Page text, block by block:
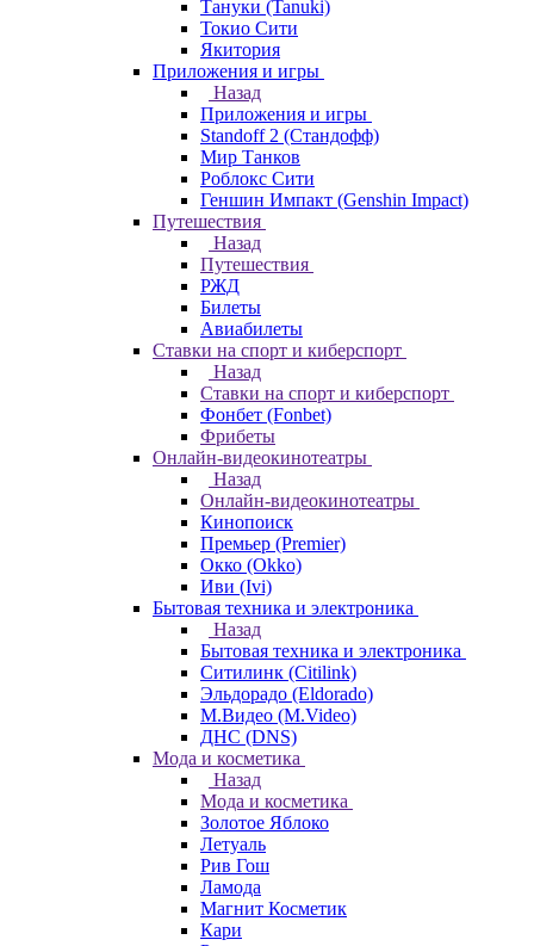
Тануки (Tanuki)
Токио Сити
Якитория
Приложения и игры
Назад
Приложения и игры
Standoff 2 (Стандофф)
Мир Танков
Роблокс Сити
Геншин Импакт (Genshin Impact)
Путешествия
Назад
Путешествия
РЖД
Билеты
Авиабилеты
Ставки на спорт и киберспорт
Назад
Ставки на спорт и киберспорт
Фонбет (Fonbet)
Фрибеты
Онлайн-видеокинотеатры
Назад
Онлайн-видеокинотеатры
Кинопоиск
Премьер (Premier)
Окко (Okko)
Иви (Ivi)
Бытовая техника и электроника
Назад
Бытовая техника и электроника
Ситилинк (Citilink)
Эльдорадо (Eldorado)
М.Видео (M.Video)
ДНС (DNS)
Мода и косметика
Назад
Мода и косметика
Золотое Яблоко
Летуаль
Рив Гош
Ламода
Магнит Косметик
Кари